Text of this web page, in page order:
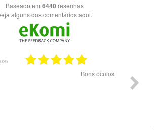
Baseado em 6440 resenhas
Veja alguns dos comentários aqui.